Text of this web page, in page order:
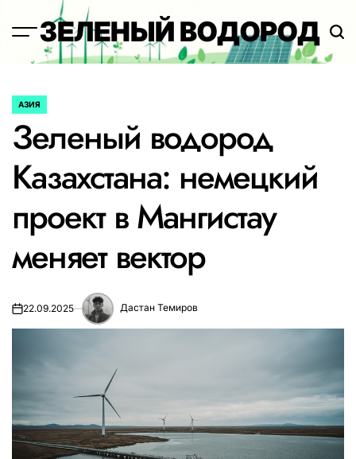
содержимому
ЗЕЛЕНЫЙ ВОДОРОД
ОПУБЛИКОВАНО
АЗИЯ
Зеленый водород
Казахстана: немецкий
проект в Мангистау
меняет вектор
22.09.2025 Дастан Темиров